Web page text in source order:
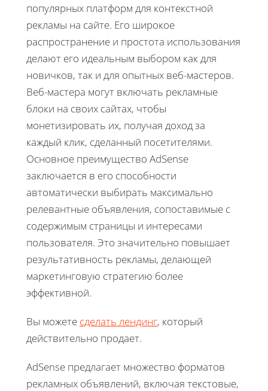
популярных платформ для контекстной
рекламы на сайте. Его широкое
распространение и простота использования
делают его идеальным выбором как для
новичков, так и для опытных веб-мастеров.
Веб-мастера могут включать рекламные
блоки на своих сайтах, чтобы
монетизировать их, получая доход за
каждый клик, сделанный посетителями.
Основное преимущество AdSense
заключается в его способности
автоматически выбирать максимально
релевантные объявления, сопоставимые с
содержимым страницы и интересами
пользователя. Это значительно повышает
результативность рекламы, делающей
маркетинговую стратегию более
эффективной.
Вы можете сделать лендинг, который
действительно продает.
AdSense предлагает множество форматов
рекламных объявлений, включая текстовые,